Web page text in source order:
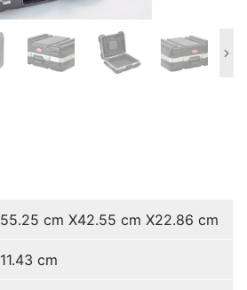
55.25 cm X42.55 cm X22.86 cm
11.43 cm